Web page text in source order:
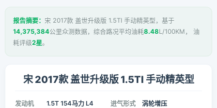
报告摘要： 宋 2017款 盖世升级版 1.5TI 手动精英型，基于
14,375,384公里众测数据，综合路况平均油耗8.48L/100KM， 油
耗评级2星。
宋 2017款 盖世升级版 1.5TI 手动精英型
发动机 1.5T 154马力 L4 进气形式 涡轮增压